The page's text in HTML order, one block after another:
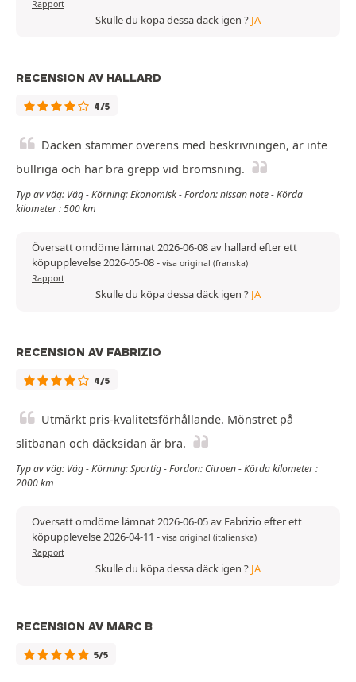
Rapport
Skulle du köpa dessa däck igen ? JA
RECENSION AV HALLARD
4/5
Däcken stämmer överens med beskrivningen, är inte
bullriga och har bra grepp vid bromsning.
Typ av väg: Väg - Körning: Ekonomisk - Fordon: nissan note - Körda
kilometer : 500 km
Översatt omdöme lämnat 2026-06-08 av hallard efter ett
köpupplevelse 2026-05-08- visa original (franska)
Rapport
Skulle du köpa dessa däck igen ? JA
RECENSION AV FABRIZIO
4/5
Utmärkt pris-kvalitetsförhållande. Mönstret på
slitbanan och däcksidan är bra.
Typ av väg: Väg - Körning: Sportig - Fordon: Citroen - Körda kilometer :
2000 km
Översatt omdöme lämnat 2026-06-05 av Fabrizio efter ett
köpupplevelse 2026-04-11 - visa original (italienska)
Rapport
Skulle du köpa dessa däck igen ? JA
RECENSION AV MARC B
5/5